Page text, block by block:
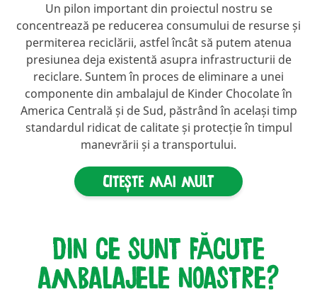
Un pilon important din proiectul nostru se
concentrează pe reducerea consumului de resurse și
permiterea reciclării, astfel încât să putem atenua
presiunea deja existentă asupra infrastructurii de
reciclare. Suntem în proces de eliminare a unei
componente din ambalajul de Kinder Chocolate în
America Centrală și de Sud, păstrând în același timp
standardul ridicat de calitate și protecție în timpul
manevrării și a transportului.
Citește mai mult
Din ce sunt făcute
ambalajele noastre?